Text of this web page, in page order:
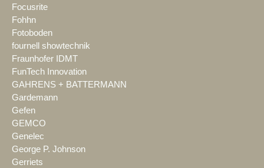
Focusrite
Fohhn
Fotoboden
fournell showtechnik
Fraunhofer IDMT
FunTech Innovation
GAHRENS + BATTERMANN
Gardemann
Gefen
GEMCO
Genelec
George P. Johnson
Gerriets